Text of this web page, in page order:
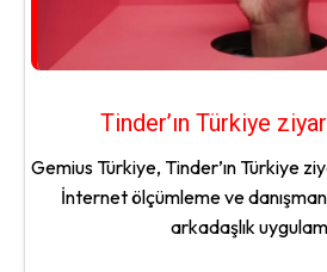
Tinder’ın Türkiye
Gemius Türkiye, Tinder’ın Türkiye
İnternet ölçümleme ve
arkadaşlık